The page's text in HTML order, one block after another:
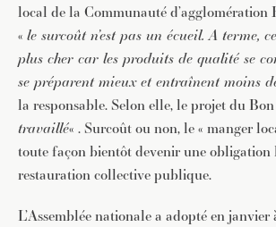
local de la Communauté
« le surcoût n’est pas un écueil. A terme,
plus cher car les produits de qualité se
se préparent mieux et entraînent moins
la responsable. Selon elle, le projet du Bon
travaillé« . Surcoût ou non, le « manger
toute façon bientôt devenir une obligation
restauration collective publique.
L’Assemblée nationale a adopté en